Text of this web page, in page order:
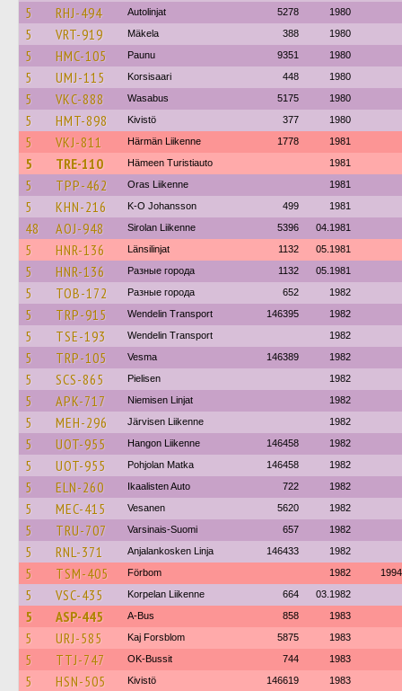
5 RHJ-494 Autolinjat 5278 1980
5 VRT-919 Mäkela 388 1980
5 HMC-105 Paunu 9351 1980
5 UMJ-115 Korsisaari 448 1980
5 VKC-888 Wasabus 5175 1980
5 HMT-898 Kivistö 377 1980
5 VKJ-811 Härmän Liikenne 1778 1981
5 TRE-110 Hämeen Turistiauto 1981
5 TPP-462 Oras Liikenne 1981
5 KHN-216 K-O Johansson 499 1981
48 AOJ-948 Sirolan Liikenne 5396 04.1981
5 HNR-136 Länsilinjat 1132 05.1981
5 HNR-136 Разные города 1132 05.1981
5 TOB-172 Разные города 652 1982
5 TRP-915 Wendelin Transport 146395 1982
5 TSE-193 Wendelin Transport 1982
5 TRP-105 Vesma 146389 1982
5 SCS-865 Pielisen 1982
5 APK-717 Niemisen Linjat 1982
5 MEH-296 Järvisen Liikenne 1982
5 UOT-955 Hangon Liikenne 146458 1982
5 UOT-955 Pohjolan Matka 146458 1982
5 ELN-260 Ikaalisten Auto 722 1982
5 MEC-415 Vesanen 5620 1982
5 TRU-707 Varsinais-Suomi 657 1982
5 RNL-371 Anjalankosken Linja 146433 1982
5 TSM-405 Förbom 1982 1994
5 VSC-435 Korpelan Liikenne 664 03.1982
5 ASP-445 A-Bus 858 1983
5 URJ-585 Kaj Forsblom 5875 1983
5 TTJ-747 OK-Bussit 744 1983
5 HSN-505 Kivistö 146619 1983